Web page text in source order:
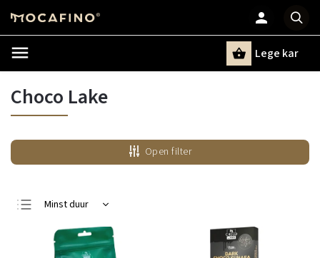
Lege kar
Choco Lake
Open filter
Minst duur
Duurste
Bestsellers